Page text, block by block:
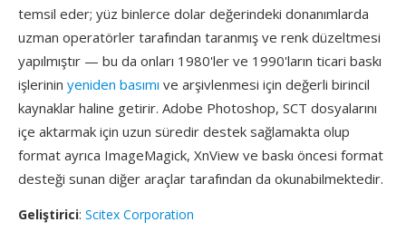
temsil eder; yüz binlerce dolar değerindeki donanımlarda
uzman operatörler tarafından taranmış ve renk düzeltmesi
yapılmıştır — bu da onları 1980'ler ve 1990'ların ticari baskı
işlerinin yeniden basımı ve arşivlenmesi için değerli birincil
kaynaklar haline getirir. Adobe Photoshop, SCT dosyalarını
içe aktarmak için uzun süredir destek sağlamakta olup
format ayrıca ImageMagick, XnView ve baskı öncesi format
desteği sunan diğer araçlar tarafından da okunabilmektedir.
Geliştirici: Scitex Corporation